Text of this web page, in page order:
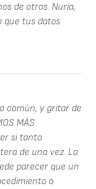
de otros. Nuria,
que tus datos
común, y gritar de
MÁS
si tanto
de una vez. La
parecer que un
o